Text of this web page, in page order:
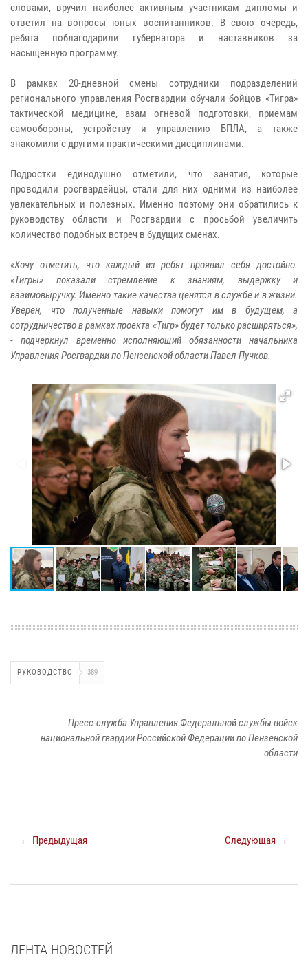
словами, вручил наиболее активным участникам дипломы и
ответил на вопросы юных воспитанников. В свою очередь,
ребята поблагодарили губернатора и наставников за
насыщенную программу.
В рамках 20-дневной смены сотрудники подразделений
регионального управления Росгвардии обучали бойцов «Тигра»
тактической медицине, азам огневой подготовки, приемам
самообороны, устройству и управлению БПЛА, а также
знакомили с другими практическими дисциплинами.
Подростки единодушно отметили, что занятия, которые
проводили росгвардейцы, стали для них одними из наиболее
увлекательных и полезных. Именно поэтому они обратились к
руководству области и Росгвардии с просьбой увеличить
количество подобных встреч в будущих сменах.
«Хочу отметить, что каждый из ребят проявил себя достойно.
«Тигры» показали стремление к знаниям, выдержку и
взаимовыручку. Именно такие качества ценятся в службе и в жизни.
Уверен, что полученные навыки помогут им в будущем, а
сотрудничество в рамках проекта «Тигр» будет только расширяться»,
- подчеркнул временно исполняющий обязанности начальника
Управления Росгвардии по Пензенской области Павел Пучков.
РУКОВОДСТВО 389
Пресс-служба Управления Федеральной службы войск
национальной гвардии Российской Федерации по Пензенской
области
← Предыдущая Следующая →
ЛЕНТА НОВОСТЕЙ